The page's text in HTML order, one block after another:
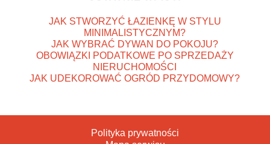
JAK STWORZYĆ ŁAZIENKĘ W STYLU
MINIMALISTYCZNYM?
JAK WYBRAĆ DYWAN DO POKOJU?
OBOWIĄZKI PODATKOWE PO SPRZEDAŻY
NIERUCHOMOŚCI
JAK UDEKOROWAĆ OGRÓD PRZYDOMOWY?
Polityka prywatności